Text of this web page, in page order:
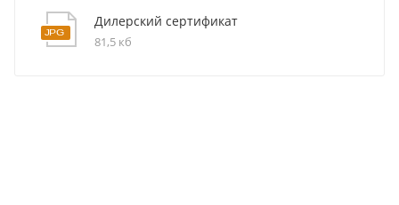
Дилерский сертификат
81,5 кб